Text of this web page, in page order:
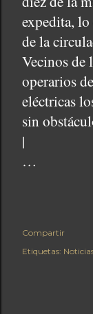
expedita,
de la
Vecinos de
operarios
eléctricas
sin
|
…
Compartir
Etiquetas: